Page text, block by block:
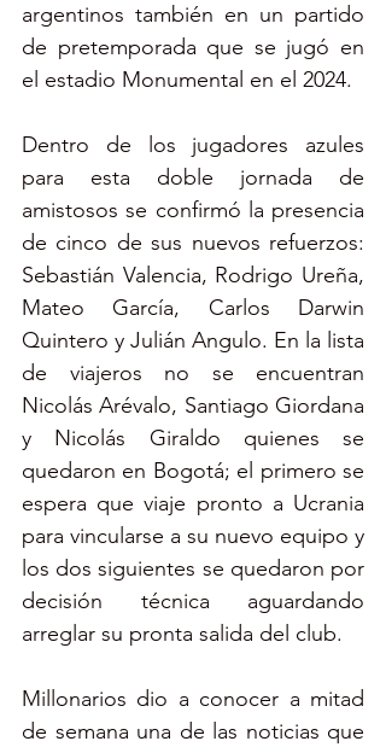
argentinos también en un partido
de pretemporada que se jugó en
el estadio Monumental en el 2024.
Dentro de los jugadores azules
para esta doble jornada de
amistosos se confirmó la presencia
de cinco de sus nuevos refuerzos:
Sebastián Valencia, Rodrigo Ureña,
Mateo García, Carlos Darwin
Quintero y Julián Angulo. En la lista
de viajeros no se encuentran
Nicolás Arévalo, Santiago Giordana
y Nicolás Giraldo quienes se
quedaron en Bogotá; el primero se
espera que viaje pronto a Ucrania
para vincularse a su nuevo equipo y
los dos siguientes se quedaron por
decisión técnica aguardando
arreglar su pronta salida del club.
Millonarios dio a conocer a mitad
de semana una de las noticias que